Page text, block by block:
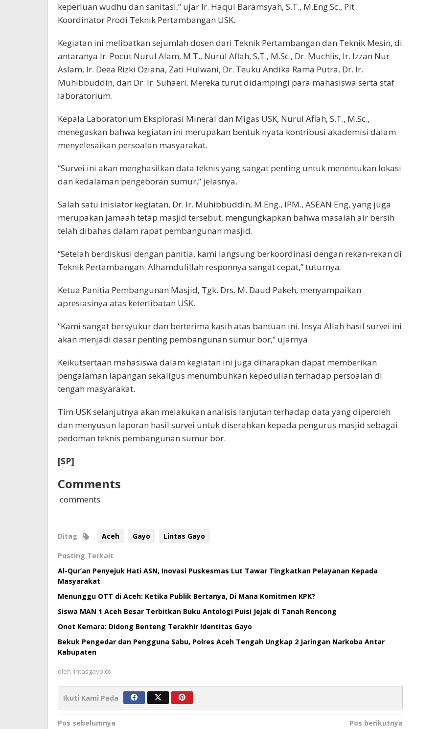
keperluan wudhu dan sanitasi,” ujar Ir. Haqul Baramsyah, S.T., M.Eng.Sc., Plt
Koordinator Prodi Teknik Pertambangan USK.
Kegiatan ini melibatkan sejumlah dosen dari Teknik Pertambangan dan Teknik Mesin, di
antaranya Ir. Pocut Nurul Alam, M.T., Nurul Aflah, S.T., M.Sc., Dr. Muchlis, Ir. Izzan Nur
Aslam, Ir. Deea Rizki Oziana, Zati Hulwani, Dr. Teuku Andika Rama Putra, Dr. Ir.
Muhibbuddin, dan Dr. Ir. Suhaeri. Mereka turut didampingi para mahasiswa serta staf
laboratorium.
Kepala Laboratorium Eksplorasi Mineral dan Migas USK, Nurul Aflah, S.T., M.Sc.,
menegaskan bahwa kegiatan ini merupakan bentuk nyata kontribusi akademisi dalam
menyelesaikan persoalan masyarakat.
“Survei ini akan menghasilkan data teknis yang sangat penting untuk menentukan lokasi
dan kedalaman pengeboran sumur,” jelasnya.
Salah satu inisiator kegiatan, Dr. Ir. Muhibbuddin, M.Eng., IPM., ASEAN Eng, yang juga
merupakan jamaah tetap masjid tersebut, mengungkapkan bahwa masalah air bersih
telah dibahas dalam rapat pembangunan masjid.
“Setelah berdiskusi dengan panitia, kami langsung berkoordinasi dengan rekan-rekan di
Teknik Pertambangan. Alhamdulillah responnya sangat cepat,” tuturnya.
Ketua Panitia Pembangunan Masjid, Tgk. Drs. M. Daud Pakeh, menyampaikan
apresiasinya atas keterlibatan USK.
“Kami sangat bersyukur dan berterima kasih atas bantuan ini. Insya Allah hasil survei ini
akan menjadi dasar penting pembangunan sumur bor,” ujarnya.
Keikutsertaan mahasiswa dalam kegiatan ini juga diharapkan dapat memberikan
pengalaman lapangan sekaligus menumbuhkan kepedulian terhadap persoalan di
tengah masyarakat.
Tim USK selanjutnya akan melakukan analisis lanjutan terhadap data yang diperoleh
dan menyusun laporan hasil survei untuk diserahkan kepada pengurus masjid sebagai
pedoman teknis pembangunan sumur bor.
[SP]
Comments
comments
Ditag Aceh Gayo Lintas Gayo
Posting Terkait
Al-Qur’an Penyejuk Hati ASN, Inovasi Puskesmas Lut Tawar Tingkatkan Pelayanan Kepada
Masyarakat
Menunggu OTT di Aceh: Ketika Publik Bertanya, Di Mana Komitmen KPK?
Siswa MAN 1 Aceh Besar Terbitkan Buku Antologi Puisi Jejak di Tanah Rencong
Onot Kemara: Didong Benteng Terakhir Identitas Gayo
Bekuk Pengedar dan Pengguna Sabu, Polres Aceh Tengah Ungkap 2 Jaringan Narkoba Antar
Kabupaten
oleh lintasgayo.co
Ikuti Kami Pada
Navigasi
Pos sebelumnya
Pos berikutnya